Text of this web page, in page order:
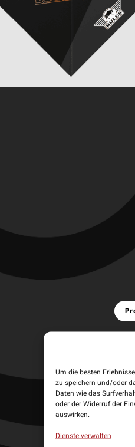
Um die besten
zu speichern und/oder
Daten wie das
oder der Widerruf der
auswirken.
Dienste verwalten
Die Bull’s NL
Ergänzung für deine
E2 Flights und werde
• Hersteller: Bull’s NL
• Form: No.2/Standard
• Stärke: 100 Micron